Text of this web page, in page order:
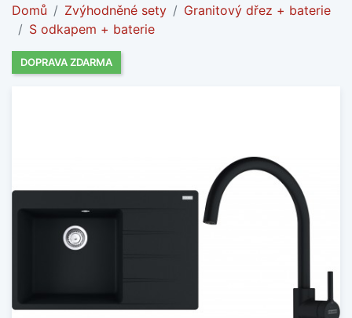
Domů Zvýhodněné sety
Granitový dřez + baterie
S odkapem + baterie
DOPRAVA ZDARMA